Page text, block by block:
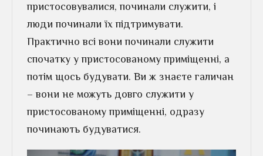
пристосовувалися, починали служити, і
люди починали їх підтримувати.
Практично всі вони починали служити
спочатку у пристосованому приміщенні, а
потім щось будувати. Ви ж знаєте галичан
– вони не можуть довго служити у
пристосованому приміщенні, одразу
починають будуватися.